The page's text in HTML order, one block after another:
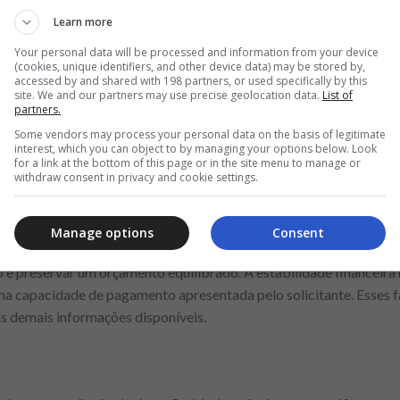
é analisada
da combinação entre renda, despesas, obrigações já
consumidor conseguirá cumprir os pagamentos durante toda
para reduzir riscos e promover operações mais
que o próprio consumidor faça esse cálculo, verificando
parcelas.
importa
metodologias próprias, demonstrar estabilidade
crédito. Isso envolve manter uma administração organizada
preservar um orçamento equilibrado. A estabilidade
capacidade de pagamento apresentada pelo solicitante. Esses
demais informações disponíveis.
Learn more
Your personal data will be processed and information from your device
(cookies, unique identifiers, and other device data) may be stored by,
accessed by and shared with 198 partners, or used specifically by this
site. We and our partners may use precise geolocation data. List of
partners.
Some vendors may process your personal data on the basis of legitimate
interest, which you can object to by managing your options below. Look
for a link at the bottom of this page or in the site menu to manage or
withdraw consent in privacy and cookie settings.
Consent
Manage options